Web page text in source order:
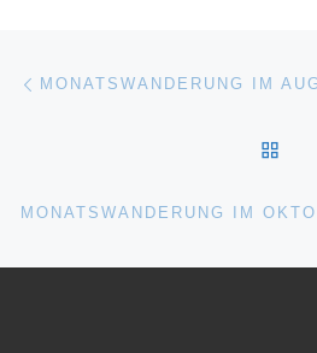
Beitragsnavigation
MONATSWANDERUNG IM
MONATSWANDERUNG IM